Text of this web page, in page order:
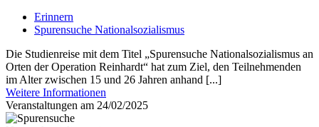
Erinnern
Spurensuche Nationalsozialismus
Die Studienreise mit dem Titel „Spurensuche Nationalsozialismus an
Orten der Operation Reinhardt“ hat zum Ziel, den Teilnehmenden
im Alter zwischen 15 und 26 Jahren anhand [...]
Weitere Informationen
Veranstaltungen am 24/02/2025